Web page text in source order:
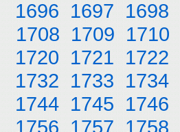
1696 1697 1698
1708 1709 1710
1720 1721 1722
1732 1733 1734
1744 1745 1746
1756 1757 1758